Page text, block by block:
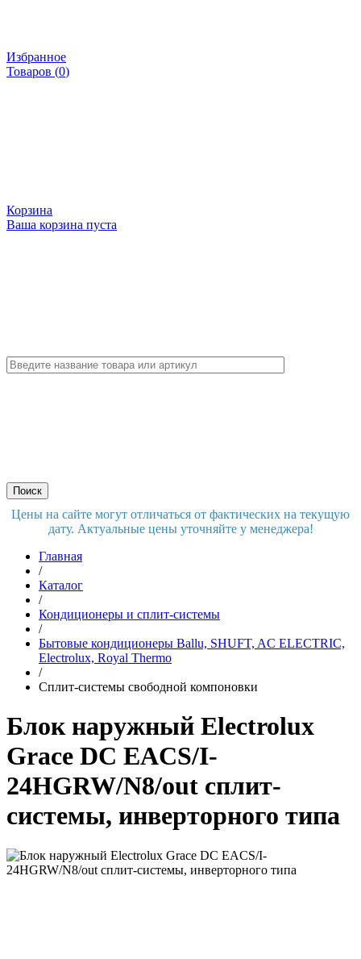
Избранное
Товаров (0)
Корзина
Ваша корзина пуста
Цены на сайте могут отличаться от фактических на текущую
дату. Актуальные цены уточняйте у менеджера!
Главная
/
Каталог
/
Кондиционеры и сплит-системы
/
Бытовые кондиционеры Ballu, SHUFT, AC ELECTRIC,
Electrolux, Royal Thermo
/
Сплит-системы свободной компоновки
Блок наружный Electrolux
Grace DC EACS/I-
24HGRW/N8/out сплит-
системы, инверторного типа